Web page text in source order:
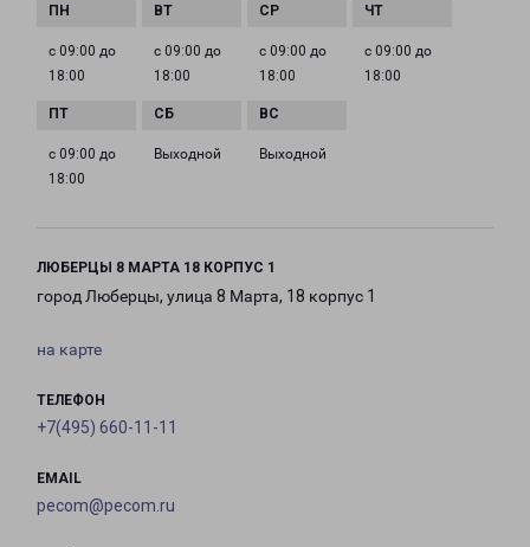
с 09:00 до
18:00
с 09:00 до
18:00
с 09:00 до
18:00
с 09:00 до
18:00
с 09:00 до
18:00
Выходной Выходной
ЛЮБЕРЦЫ 8 МАРТА 18 КОРПУС 1
город Люберцы, улица 8 Марта, 18 корпус 1
на карте
ТЕЛЕФОН
+7(495) 660-11-11
EMAIL
pecom@pecom.ru